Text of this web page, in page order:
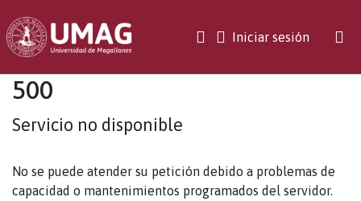
Iniciar sesión(current)
500
Servicio no disponible
No se puede atender su petición debido a problemas de
capacidad o mantenimientos programados del servidor.